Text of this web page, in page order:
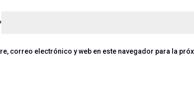
correo electrónico y web en este navegador para la